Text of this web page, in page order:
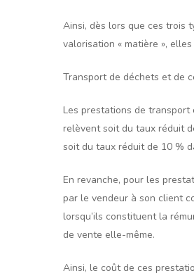
Ainsi, dès lors que ces trois
valorisation « matière »,
Transport de déchets et de
Les prestations de
relèvent soit du taux réduit
soit du taux réduit de 10 %
En revanche, pour les
par le vendeur à son client
lorsqu’ils constituent la
de vente elle-même.
Ainsi, le coût de ces